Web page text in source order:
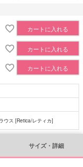
カートに入れる
カートに入れる
カートに入れる
ウス [Retica/レティカ]
サイズ・詳細